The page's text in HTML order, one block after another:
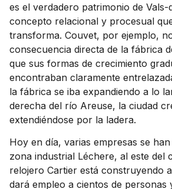
es el verdadero patrimonio de
concepto relacional y procesual
transforma. Couvet, por ejemplo,
consecuencia directa de la fábrica
que sus formas de crecimiento
encontraban claramente
la fábrica se iba expandiendo a lo
derecha del río Areuse, la ciudad
extendiéndose por la ladera.
Hoy en día, varias empresas se
zona industrial Léchere, al este del
relojero Cartier está construyendo
dará empleo a cientos de personas